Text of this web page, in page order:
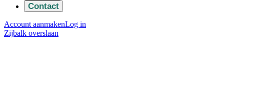
Contact
Account aanmakenLog in
Zijbalk overslaan